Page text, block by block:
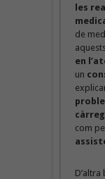
les
de
en
un
com pel